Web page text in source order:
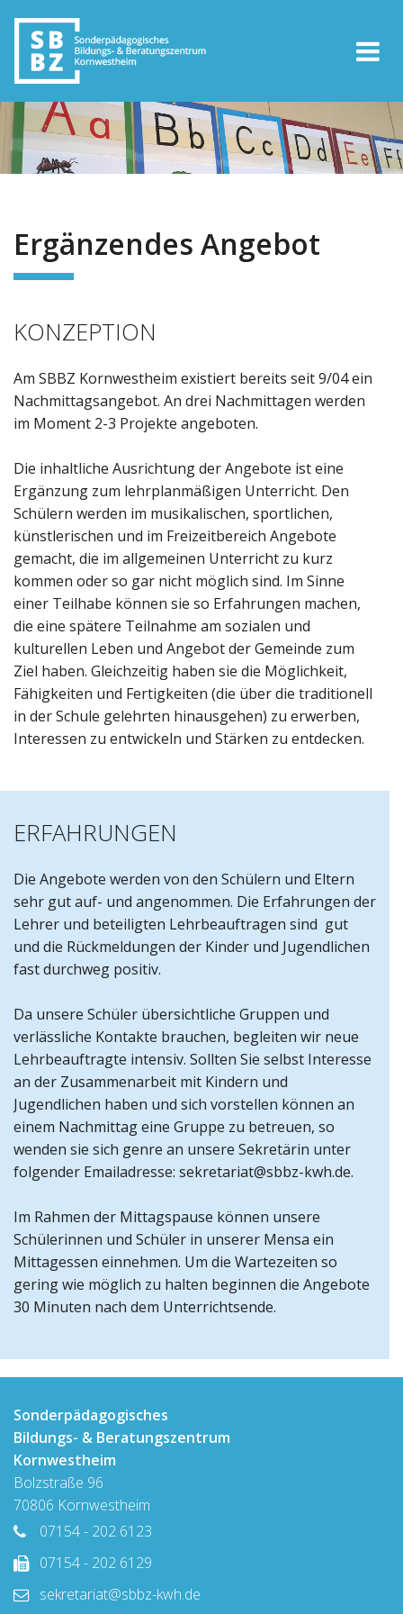
Ergänzendes Angebot
KONZEPTION
Am SBBZ Kornwestheim existiert bereits seit 9/04 ein
Nachmittagsangebot. An drei Nachmittagen werden
im Moment 2-3 Projekte angeboten.
Die inhaltliche Ausrichtung der Angebote ist eine
Ergänzung zum lehrplanmäßigen Unterricht. Den
Schülern werden im musikalischen, sportlichen,
künstlerischen und im Freizeitbereich Angebote
gemacht, die im allgemeinen Unterricht zu kurz
kommen oder so gar nicht möglich sind. Im Sinne
einer Teilhabe können sie so Erfahrungen machen,
die eine spätere Teilnahme am sozialen und
kulturellen Leben und Angebot der Gemeinde zum
Ziel haben. Gleichzeitig haben sie die Möglichkeit,
Fähigkeiten und Fertigkeiten (die über die traditionell
in der Schule gelehrten hinausgehen) zu erwerben,
Interessen zu entwickeln und Stärken zu entdecken.
ERFAHRUNGEN
Die Angebote werden von den Schülern und Eltern
sehr gut auf- und angenommen. Die Erfahrungen der
Lehrer und beteiligten Lehrbeauftragen sind gut
und die Rückmeldungen der Kinder und Jugendlichen
fast durchweg positiv.
Da unsere Schüler übersichtliche Gruppen und
verlässliche Kontakte brauchen, begleiten wir neue
Lehrbeauftragte intensiv. Sollten Sie selbst Interesse
an der Zusammenarbeit mit Kindern und
Jugendlichen haben und sich vorstellen können an
einem Nachmittag eine Gruppe zu betreuen, so
wenden sie sich genre an unsere Sekretärin unter
folgender Emailadresse: sekretariat@sbbz-kwh.de.
Im Rahmen der Mittagspause können unsere
Schülerinnen und Schüler in unserer Mensa ein
Mittagessen einnehmen. Um die Wartezeiten so
gering wie möglich zu halten beginnen die Angebote
30 Minuten nach dem Unterrichtsende.
Sonderpädagogisches
Bildungs- & Beratungszentrum
Kornwestheim
Bolzstraße 96
70806 Kornwestheim
07154 - 202 6123
07154 - 202 6129
sekretariat@sbbz-kwh.de